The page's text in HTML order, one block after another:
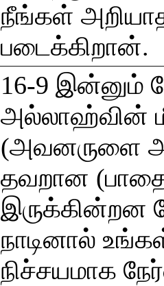
நீங்கள்
படைக்கிறான்.
16-9 இன்னும்
அல்லாஹ்வின்
(அவனருளை
தவறான
இருக்கின்றன
நாடினால்
நிச்சயமாக